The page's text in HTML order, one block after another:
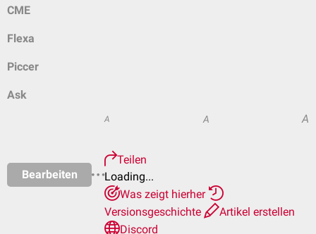
CME
Flexa
Piccer
Ask
Bearbeiten
A A A
Teilen
Loading...
Was zeigt hierher
Versionsgeschichte
Artikel erstellen
Discord